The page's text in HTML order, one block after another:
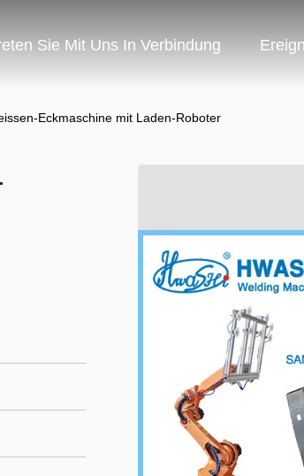
Sie Mit Uns In Verbindung
Eckmaschine mit Laden-Roboter